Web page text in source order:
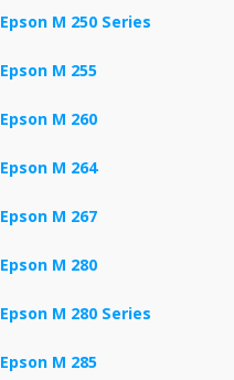
Epson M 250 Series
Epson M 255
Epson M 260
Epson M 264
Epson M 267
Epson M 280
Epson M 280 Series
Epson M 285